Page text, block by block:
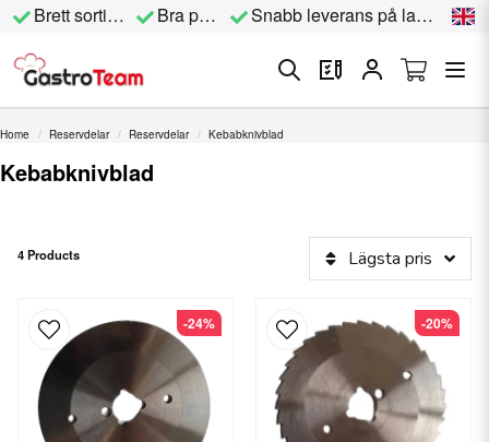
Brett sortiment Bra priser Snabb leverans på lagervara
Home Reservdelar Reservdelar Kebabknivblad
Kebabknivblad
4 Products Lägsta pris
-24% -20%